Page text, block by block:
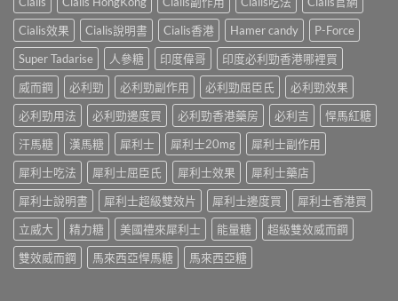
物
平
台〉
中
妙
招〉
中
早
洩
的
常
見
因
及
應
之
道〉
中
Cialis效果
Cialis說明書 Cialis香港 Hamer candy
P-Force
Super Tadarise
人參糖 印度偉哥
印度必利勁香港哪裡買
威而鋼
必利勁 必利勁副作用 必利勁屈臣氏
必利勁效果
必利勁用法
必利勁邊度買 必利勁香港藥房 必利吉
悍馬紅糖
汗馬糖
漢馬糖 犀利士 犀利士20mg
犀利士副作用
犀利士吃法
犀利士屈臣氏 犀利士效果
犀利士藥店
犀利士說明書
犀利士超級雙效片 犀利士邊度買
犀利士香港買
立威大
精力糖 美國禮來犀利士 能量糖
超級雙效威而鋼
雙效威而鋼
馬來西亞悍馬糖 馬來西亞糖